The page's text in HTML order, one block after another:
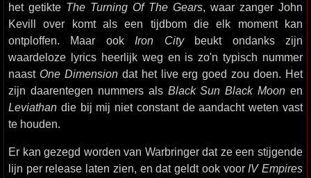
het getikte The Turning Of The Gears, waar zanger John
Kevill over komt als een tijdbom die elk moment kan
ontploffen. Maar ook Iron Citybeukt ondanks zijn
waardeloze lyrics heerlijk weg en is zo'n typisch nummer
naast One Dimensiondat het live erg goed zou doen. Het
zijn daarentegen nummers als Black Sun Black Moon en
Leviathan die bij mij niet constant de aandacht weten vast
te houden.
Er kan gezegd worden van Warbringer dat ze een stijgende
lijn per release laten zien, en dat geldt ook voor IV Empires